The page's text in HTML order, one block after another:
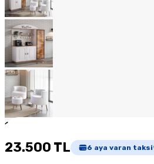
1
23.500 TL 6 aya varan